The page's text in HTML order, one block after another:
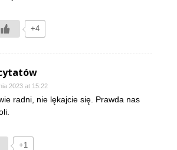
+4
2023 at 15:22
radni, nie lękajcie się. Prawda nas
+1